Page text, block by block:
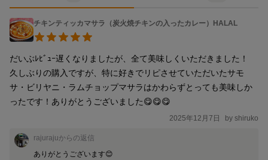
チキンティッカマサラ（炭火焼チキンの入ったカレー）HALAL
だいぶﾚﾋﾞｭｰ遅くなりましたが、全て美味しくいただきました！
久しぶりの購入ですが、特に好きでリピさせていただいたサモ
サ・ビリヤニ・ラムチョップマサラはかわらずとっても美味しか
ったです！ありがとうございました😋😋😋
2025年12月7日 by shiruko
rajurajuからの返信
ありがとうございます😊